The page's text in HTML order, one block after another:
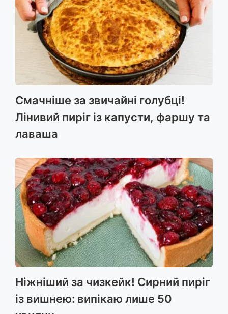
Смачніше за звичайні голубці!
Лінивий пиріг із капусти, фаршу та
лаваша
Ніжніший за чизкейк! Сирний пиріг
із вишнею: випікаю лише 50